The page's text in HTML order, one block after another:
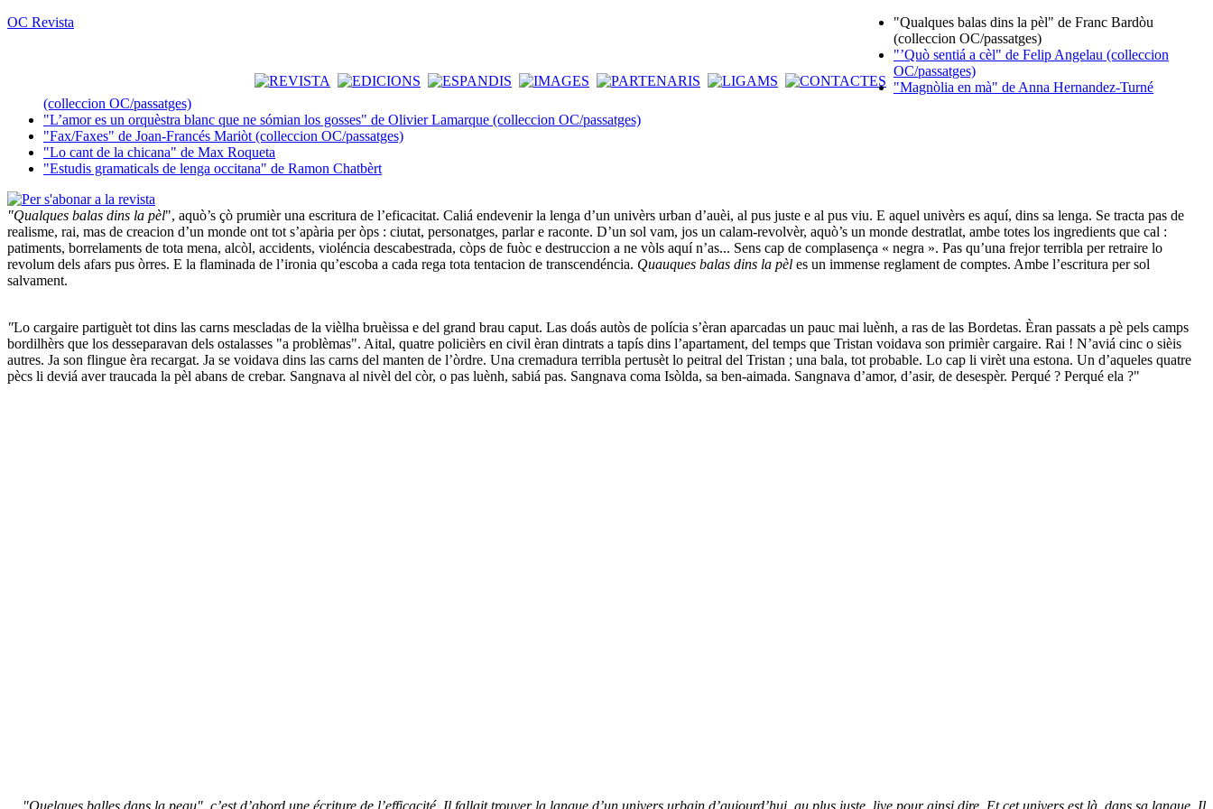
OC Revista
"Qualques balas dins la pèl" de Franc Bardòu
(colleccion OC/passatges)
"’Quò sentiá a cèl" de Felip Angelau (colleccion
OC/passatges)
"Magnòlia en mà" de Anna Hernandez-Turné
(colleccion OC/passatges)
"L’amor es un orquèstra blanc que ne sómian los gosses" de Olivier Lamarque (colleccion OC/passatges)
"Fax/Faxes" de Joan-Francés Mariòt (colleccion OC/passatges)
"Lo cant de la chicana" de Max Roqueta
"Estudis gramaticals de lenga occitana" de Ramon Chatbèrt
"Qualques balas dins la pèl", aquò’s çò prumièr una escritura de l’eficacitat. Caliá endevenir la lenga d’un univèrs urban d’auèi, al pus juste e al pus viu. E aquel univèrs es aquí, dins sa lenga. Se tracta pas de
realisme, rai, mas de creacion d’un monde ont tot s’apària per òps : ciutat, personatges, parlar e raconte. D’un sol vam, jos un calam-revolvèr, aquò’s un monde destratlat, ambe totes los ingredients que cal :
patiments, borrelaments de tota mena, alcòl, accidents, violéncia descabestrada, còps de fuòc e destruccion a ne vòls aquí n’as... Sens cap de complasença « negra ». Pas qu’una frejor terribla per retraire lo
revolum dels afars pus òrres. E la flaminada de l’ironia qu’escoba a cada rega tota tentacion de transcendéncia. Quauques balas dins la pèl es un immense reglament de comptes. Ambe l’escritura per sol
salvament.
"Lo cargaire partiguèt tot dins las carns mescladas de la vièlha bruèissa e del grand brau caput. Las doás autòs de polícia s’èran aparcadas un pauc mai luènh, a ras de las Bordetas. Èran passats a pè pels camps
bordilhèrs que los desseparavan dels ostalasses "a problèmas". Aital, quatre policièrs en civil èran dintrats a tapís dins l’apartament, del temps que Tristan voidava son primièr cargaire. Rai ! N’aviá cinc o sièis
autres. Ja son flingue èra recargat. Ja se voidava dins las carns del manten de l’òrdre. Una cremadura terribla pertusèt lo peitral del Tristan ; una bala, tot probable. Lo cap li virèt una estona. Un d’aqueles quatre
pècs li deviá aver traucada la pèl abans de crebar. Sangnava al nivèl del còr, o pas luènh, sabiá pas. Sangnava coma Isòlda, sa ben-aimada. Sangnava d’amor, d’asir, de desespèr. Perqué ? Perqué ela ?"
"Quelques balles dans la peau", c’est d’abord une écriture de l’efficacité. Il fallait trouver la langue d’un univers urbain d’aujourd’hui, au plus juste, live pour ainsi dire. Et cet univers est là, dans sa langue. Il